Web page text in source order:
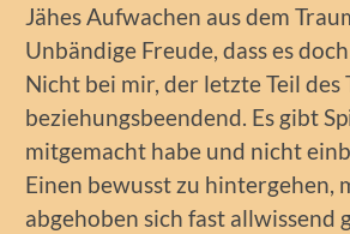
Jähes Aufwachen aus dem
Unbändige Freude, dass es
Nicht bei mir, der letzte Teil
beziehungsbeendend. Es gibt
mitgemacht habe und nicht
Einen bewusst zu hintergehen,
abgehoben sich fast allwissend